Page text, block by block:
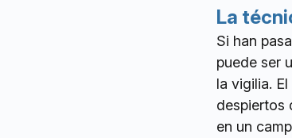
La
Si han
puede ser
la vigilia.
despiertos
en un